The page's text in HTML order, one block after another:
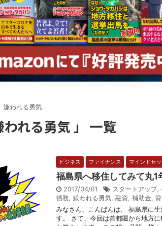
嫌われる勇気
われる勇気 」 一覧
ビジネス ファイナンス マインドセッ
福島県へ移住してみて丸1
2017/04/01 スタートアップ,
債務, 嫌われる勇気, 融資, 補助金,
みなさん、こんばんは。 福島県に
す。 さて、今回は首都圏から地方